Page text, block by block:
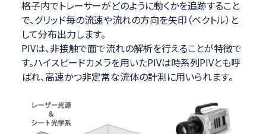
格子内でトレーサーがどのように動くかを追跡すること
で、グリッド毎の流速や流れの方向を矢印（ベクトル）と
して分布出力します。
PIVは、非接触で面で流れの解析を行えることが特徴で
す。ハイスピードカメラを用いたPIVは時系列PIVとも呼
ばれ、高速かつ非定常な流体の計測に用いられます。